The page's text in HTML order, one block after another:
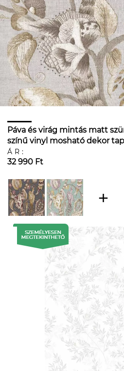
Páva és virág mintás matt
színű vinyl mosható dekor
ÁR:
32 990 Ft